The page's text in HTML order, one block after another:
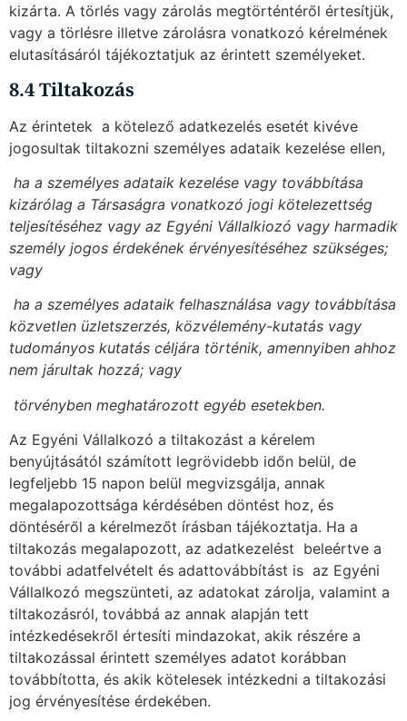
kizárta. A törlés vagy zárolás megtörténtéről értesítjük,
vagy a törlésre illetve zárolásra vonatkozó kérelmének
elutasításáról tájékoztatjuk az érintett személyeket.
8.4 Tiltakozás
Az érintetek  a kötelező adatkezelés esetét kivéve 
jogosultak tiltakozni személyes adataik kezelése ellen,
 ha a személyes adataik kezelése vagy továbbítása
kizárólag a Társaságra vonatkozó jogi kötelezettség
teljesítéséhez vagy az Egyéni Vállalkiozó vagy harmadik
személy jogos érdekének érvényesítéséhez szükséges;
vagy
 ha a személyes adataik felhasználása vagy továbbítása
közvetlen üzletszerzés, közvélemény-kutatás vagy
tudományos kutatás céljára történik, amennyiben ahhoz
nem járultak hozzá; vagy
 törvényben meghatározott egyéb esetekben.
Az Egyéni Vállalkozó a tiltakozást a kérelem
benyújtásától számított legrövidebb időn belül, de
legfeljebb 15 napon belül megvizsgálja, annak
megalapozottsága kérdésében döntést hoz, és
döntéséről a kérelmezőt írásban tájékoztatja. Ha a
tiltakozás megalapozott, az adatkezelést  beleértve a
további adatfelvételt és adattovábbítást is  az Egyéni
Vállalkozó megszünteti, az adatokat zárolja, valamint a
tiltakozásról, továbbá az annak alapján tett
intézkedésekről értesíti mindazokat, akik részére a
tiltakozással érintett személyes adatot korábban
továbbította, és akik kötelesek intézkedni a tiltakozási
jog érvényesítése érdekében.